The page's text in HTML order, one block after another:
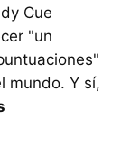
Cue
"un
mundo. Y sí,